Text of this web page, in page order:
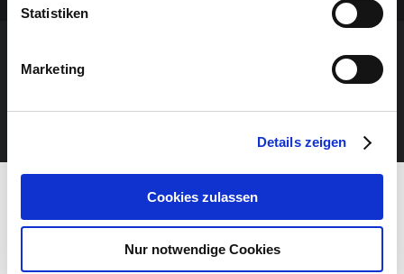
Statistiken
Marketing
Details zeigen
Cookies zulassen
Nur notwendige Cookies
JETZT UNSEREN NEWSLETTER ABONNIEREN